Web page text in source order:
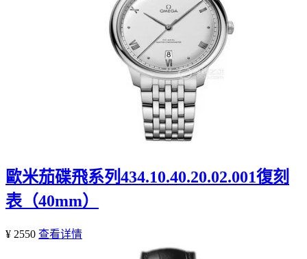
歐米茄碟飛系列434.10.40.20.02.001復刻
表（40mm）
¥ 2550 查看详情